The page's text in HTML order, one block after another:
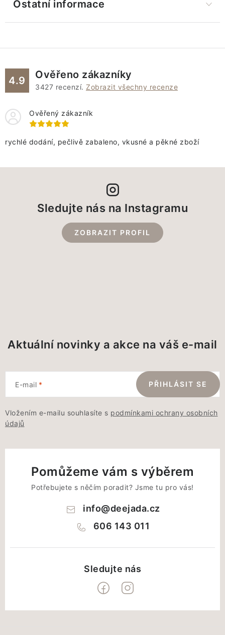
Ostatní informace
4.9 Ověřeno zákazníky
3427 recenzí. Zobrazit všechny recenze
Ověřený zákazník
rychlé dodání, pečlivě zabaleno, vkusné a pěkné zboží
Sledujte nás na Instagramu
ZOBRAZIT PROFIL
Aktuální novinky a akce na váš e-mail
E-mail
Vložením e-mailu souhlasíte s podmínkami ochrany osobních
údajů
PŘIHLÁSIT SE
Pomůžeme vám s výběrem
Potřebujete s něčím poradit? Jsme tu pro vás!
info@deejada.cz
606 143 011